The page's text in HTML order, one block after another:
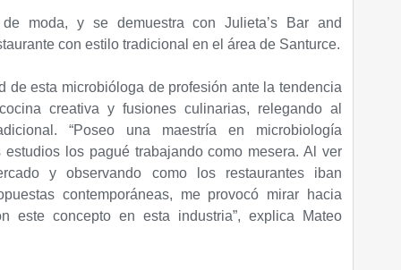
moda, y se demuestra con Julieta’s Bar and
con estilo tradicional en el área de Santurce.
de esta microbióloga de profesión ante la tendencia
creativa y fusiones culinarias, relegando al
“Poseo una maestría en microbiología
los pagué trabajando como mesera. Al ver
y observando como los restaurantes iban
contemporáneas, me provocó mirar hacia
este concepto en esta industria”, explica Mateo